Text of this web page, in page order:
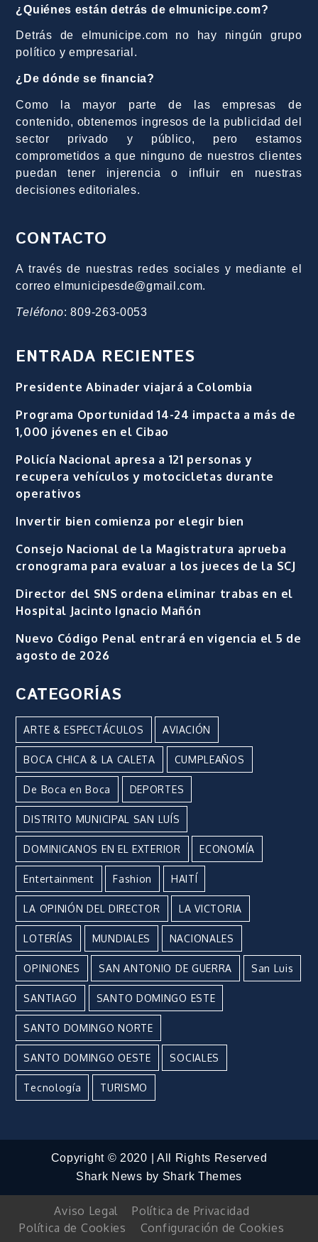
¿Quiénes están detrás de elmunicipe.com?
Detrás de elmunicipe.com no hay ningún grupo
político y empresarial.
¿De dónde se financia?
Como la mayor parte de las empresas de
contenido, obtenemos ingresos de la publicidad del
sector privado y público, pero estamos
comprometidos a que ninguno de nuestros clientes
puedan tener injerencia o influir en nuestras
decisiones editoriales.
CONTACTO
A través de nuestras redes sociales y mediante el
correo elmunicipesde@gmail.com.
Teléfono: 809-263-0053
ENTRADA RECIENTES
Presidente Abinader viajará a Colombia
Programa Oportunidad 14-24 impacta a más de
1,000 jóvenes en el Cibao
Policía Nacional apresa a 121 personas y
recupera vehículos y motocicletas durante
operativos
Invertir bien comienza por elegir bien
Consejo Nacional de la Magistratura aprueba
cronograma para evaluar a los jueces de la SCJ
Director del SNS ordena eliminar trabas en el
Hospital Jacinto Ignacio Mañón
Nuevo Código Penal entrará en vigencia el 5 de
agosto de 2026
CATEGORÍAS
ARTE & ESPECTÁCULOS AVIACIÓN
BOCA CHICA & LA CALETA CUMPLEAÑOS
De Boca en Boca DEPORTES
DISTRITO MUNICIPAL SAN LUÍS
DOMINICANOS EN EL EXTERIOR ECONOMÍA
Entertainment Fashion HAITÍ
LA OPINIÓN DEL DIRECTOR LA VICTORIA
LOTERÍAS MUNDIALES NACIONALES
OPINIONES SAN ANTONIO DE GUERRA San Luis
SANTIAGO SANTO DOMINGO ESTE
SANTO DOMINGO NORTE
SANTO DOMINGO OESTE SOCIALES
Tecnología TURISMO
Copyright © 2020 | All Rights Reserved
Shark News by Shark Themes
Aviso Legal
Política de Privacidad
Política de Cookies
Configuración de Cookies